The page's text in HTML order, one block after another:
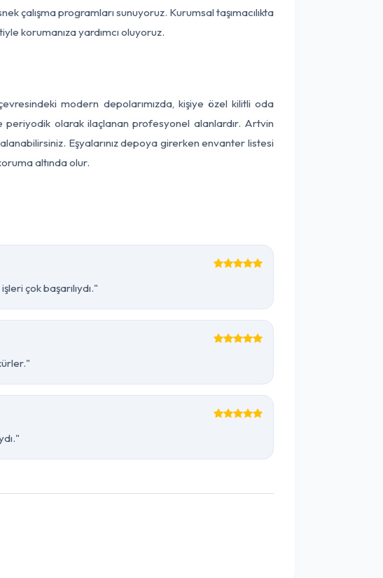
çalışma programları sunuyoruz. Kurumsal taşımacılıkta
korumanıza yardımcı oluyoruz.
modern depolarımızda, kişiye özel kilitli oda
olarak ilaçlanan profesyonel alanlardır. Artvin
Eşyalarınız depoya girerken envanter listesi
altında olur.
çok başarılıydı."